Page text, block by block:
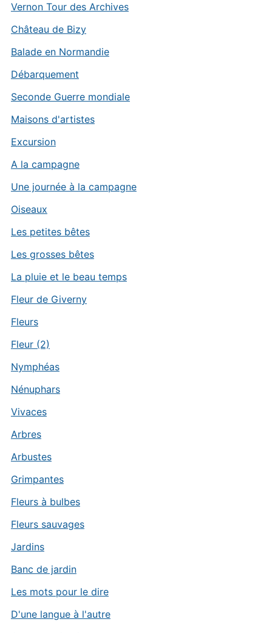
Vernon Tour des Archives
Château de Bizy
Balade en Normandie
Débarquement
Seconde Guerre mondiale
Maisons d'artistes
Excursion
A la campagne
Une journée à la campagne
Oiseaux
Les petites bêtes
Les grosses bêtes
La pluie et le beau temps
Fleur de Giverny
Fleurs
Fleur (2)
Nymphéas
Nénuphars
Vivaces
Arbres
Arbustes
Grimpantes
Fleurs à bulbes
Fleurs sauvages
Jardins
Banc de jardin
Les mots pour le dire
D'une langue à l'autre